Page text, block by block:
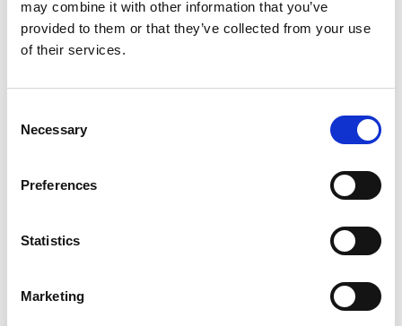
may combine it with other information that you’ve
provided to them or that they’ve collected from your use
of their services.
Selection
Necessary
Preferences
Statistics
Marketing
Skagern, och delar av älvfåran torrlades. Laxens
normala miljö blev förstörd och arten var nära att
syfte att bevara det lilla laxbeståndet som fanns kvar.
En laxtrappa anlades i den nedre och brantaste delen
av Gullspångsforsen.
Laxtrappan har byggts genom att forsens botten har
genom gjutna "trappsteg". Hela minimivattenföringen
släpps fram genom fiskvägen, vilket underlättar för
lax och öring att hitta upp. Tillsammans med de
åtgärder som genomförs i Gullspångsforsen innebär